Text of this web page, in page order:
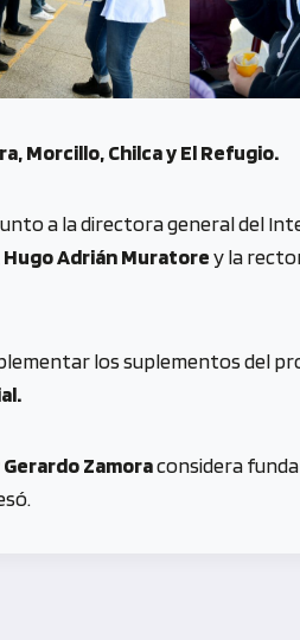
Morcillo, Chilca y El Refugio.
a la directora general del
Hugo Adrián Muratorey la
los suplementos del
Zamoraconsidera